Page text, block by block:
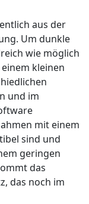
aus der
Um dunkle
wie möglich
kleinen
und im
mit einem
sind und
geringen
das
das noch im